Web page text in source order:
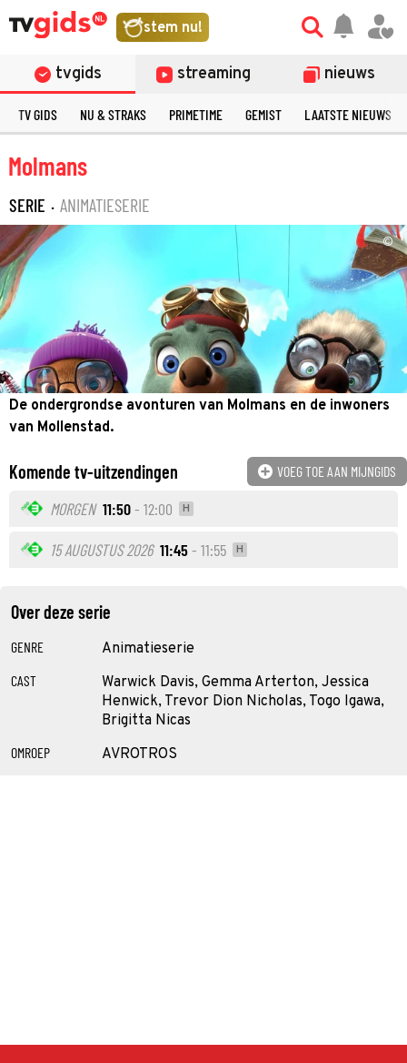
stem nu!
tvgids streaming nieuws
TV GIDS NU & STRAKS PRIMETIME GEMIST LAATSTE NIEUWS
Molmans
SERIE · ANIMATIESERIE
©
De ondergrondse avonturen van Molmans en de inwoners
van Mollenstad.
Komende tv-uitzendingen VOEG TOE AAN MIJNGIDS
MORGEN 11:50- 12:00 H
15 AUGUSTUS 2026 11:45- 11:55 H
Over deze serie
GENRE Animatieserie
CAST
Warwick Davis, Gemma Arterton, Jessica
Henwick, Trevor Dion Nicholas, Togo Igawa,
Brigitta Nicas
OMROEP AVROTROS